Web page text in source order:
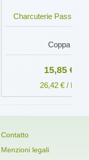
Charcuterie Passoni
Coppa
15,85 €
26,42 € / kg
Contatto
Menzioni legali